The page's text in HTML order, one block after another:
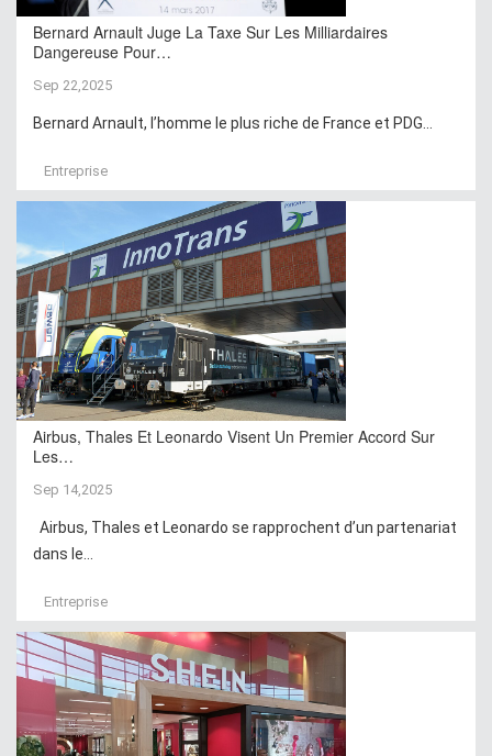
Bernard Arnault Juge La Taxe Sur Les Milliardaires
Dangereuse Pour…
Sep 22,2025
Bernard Arnault, l’homme le plus riche de France et PDG...
Entreprise
Airbus, Thales Et Leonardo Visent Un Premier Accord Sur
Les…
Sep 14,2025
Airbus, Thales et Leonardo se rapprochent d’un partenariat
dans le...
Entreprise